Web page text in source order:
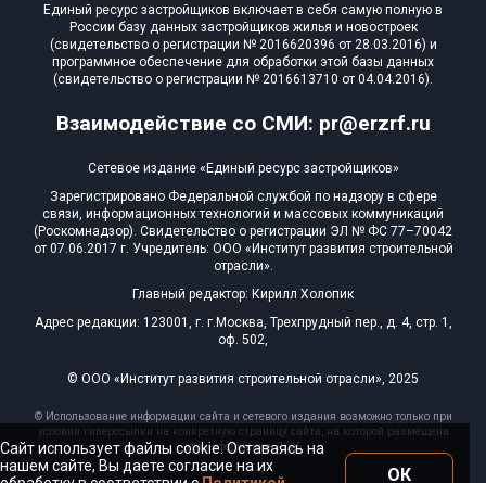
Взаимодействие со СМИ: pr@erzrf.ru
Единый ресурс застройщиков включает в себя самую полную в
России базу данных застройщиков жилья и новостроек
(свидетельство о регистрации № 2016620396 от 28.03.2016) и
программное обеспечение для обработки этой базы данных
(свидетельство о регистрации № 2016613710 от 04.04.2016).
Сетевое издание «Единый ресурс застройщиков»
Зарегистрировано Федеральной службой по надзору в сфере
связи, информационных технологий и массовых коммуникаций
(Роскомнадзор). Свидетельство о регистрации ЭЛ № ФС 77–70042
от 07.06.2017 г. Учредитель: ООО «Институт развития строительной
отрасли».
Главный редактор: Кирилл Холопик
Адрес редакции: 123001, г. г.Москва, Трехпрудный пер., д. 4, стр. 1,
оф. 502,
© ООО «Институт развития строительной отрасли», 2025
© Использование информации сайта и сетевого издания возможно только при
условии гиперссылки на конкретную страницу сайта, на которой размещена
эта информация, 2025
Сайт использует файлы cookie. Оставаясь на
нашем сайте, Вы даете согласие на их
ОК